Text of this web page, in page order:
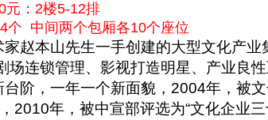
2楼5-12排
个 中间两个包厢各10个座位
赵本山先生一手创建的大型文化产业
场连锁管理、影视打造明星、产业良
阶，一年一个新面貌，2004年，被
2010年，被中宣部评选为“文化企业